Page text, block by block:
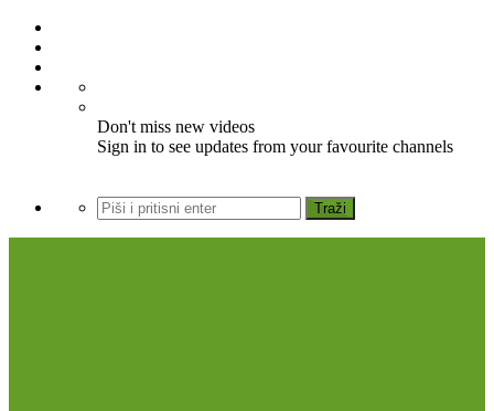
Don't miss new videos
Sign in to see updates from your favourite channels